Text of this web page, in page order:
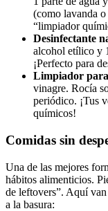
(como lavanda
“limpiador
Desinfectante
alcohol etílico y
¡Perfecto para
Limpiador
vinagre. Rocía
periódico. ¡Tus
químicos!
Comidas sin
Una de las mejores
hábitos alimenticios.
de leftovers”. Aquí
a la basura: